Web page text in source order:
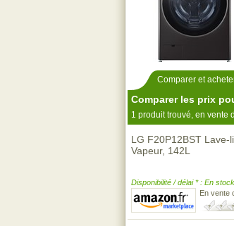
Comparer et
Comparer les prix
1 produit trouvé, en vente
LG F20P12BST Lave-
Vapeur, 142L
Disponibilité / délai * : En stock
En vente